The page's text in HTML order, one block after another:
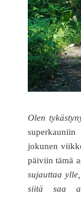
Olen
superkauniin
jokunen
päiviin tämä
sujauttaa
siitä saa